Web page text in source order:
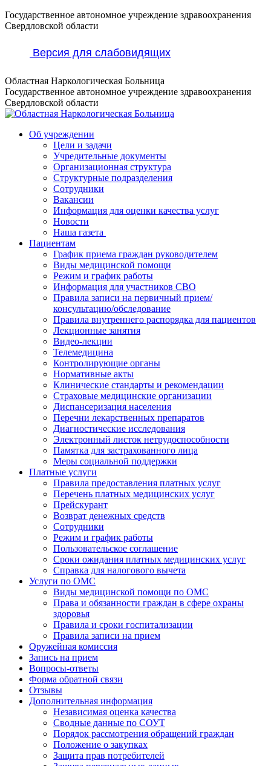
Перейти
к
Государственное автономное учреждение здравоохранения
Свердловской области
Версия для слабовидящих
Областная Наркологическая Больница
Государственное автономное учреждение здравоохранения
Свердловской области
Об учреждении
Цели и задачи
Учредительные документы
Организационная структура
Структурные подразделения
Сотрудники
Вакансии
Информация для оценки качества услуг
Новости
​​Наша газета
Пациентам
График приема граждан руководителем
Виды медицинской помощи
Режим и график работы
Информация для участников СВО
Правила записи на первичный прием/
консультацию/обследование
Правила внутреннего распорядка для пациентов
Лекционные занятия
Видео-лекции
Телемедицина
Контролирующие органы
Нормативные акты
Клинические стандарты и рекомендации
Страховые медицинские организации
Диспансеризация населения
Перечни лекарственных препаратов
Диагностические исследования
Электронный листок нетрудоспособности
Памятка для застрахованного лица
Меры социальной поддержки
Платные услуги
Правила предоставления платных услуг
Перечень платных медицинских услуг
Прейскурант
Возврат денежных средств
Сотрудники
Режим и график работы
Пользовательское соглашение
Сроки ожидания платных медицинских услуг
Справка для налогового вычета
Услуги по ОМС
Виды медицинской помощи по ОМС
Права и обязанности граждан в сфере охраны
здоровья
Правила и сроки госпитализации
Правила записи на прием
Оружейная комиссия
Запись на прием
Вопросы-ответы
Форма обратной связи
Отзывы
Дополнительная информация
Независимая оценка качества
Сводные данные по СОУТ
Порядок рассмотрения обращений граждан
Положение о закупках
Защита прав потребителей